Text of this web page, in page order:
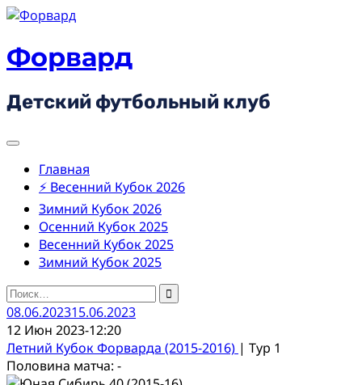
Skip
content
Форвард
Детский футбольный клуб
Главная
⚡ Весенний Кубок 2026
Зимний Кубок 2026
Осенний Кубок 2025
Весенний Кубок 2025
Зимний Кубок 2025
Найти:
08.06.202315.06.2023
12 Июн 2023-12:20
Летний Кубок Форварда (2015-2016) | Тур 1
Половина матча: -